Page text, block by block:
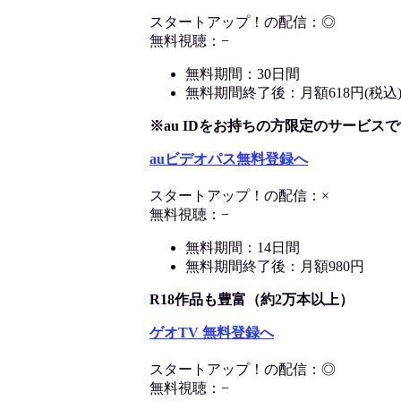
スタートアップ！の配信：◎
無料視聴：−
無料期間：30日間
無料期間終了後：月額618円(税込)
※au IDをお持ちの方限定のサービス
auビデオパス無料登録へ
スタートアップ！の配信：×
無料視聴：−
無料期間：14日間
無料期間終了後：月額980円
R18作品も豊富（約2万本以上）
ゲオTV 無料登録へ
スタートアップ！の配信：◎
無料視聴：−